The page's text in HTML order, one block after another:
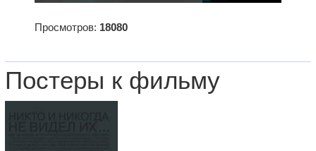
Просмотров: 18080
Постеры к фильму